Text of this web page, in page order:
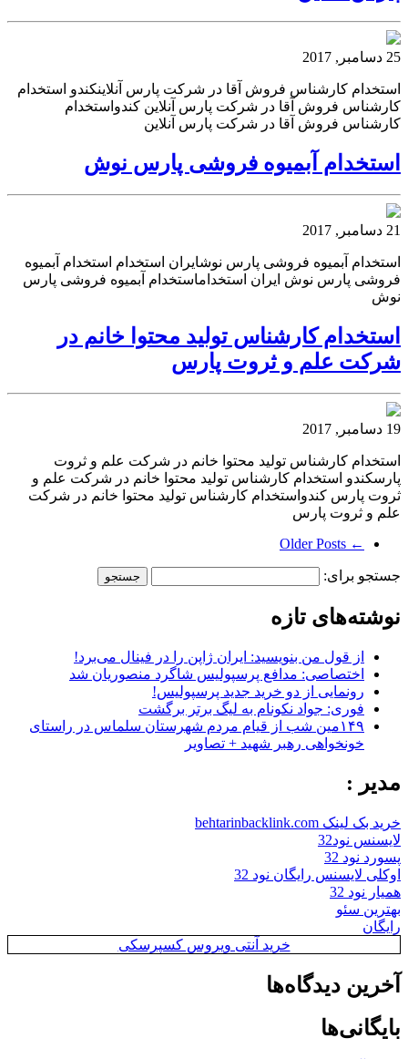
25 دسامبر, 2017
استخدام کارشناس فروش آقا در شرکت پارس آنلاینکندو استخدام
کارشناس فروش آقا در شرکت پارس آنلاین کندواستخدام
کارشناس فروش آقا در شرکت پارس آنلاین
استخدام آبمیوه فروشی پارس نوش
21 دسامبر, 2017
استخدام آبمیوه فروشی پارس نوشایران استخدام استخدام آبمیوه
فروشی پارس نوش ایران استخداماستخدام آبمیوه فروشی پارس
نوش
استخدام کارشناس تولید محتوا خانم در
شرکت علم و ثروت پارس
19 دسامبر, 2017
استخدام کارشناس تولید محتوا خانم در شرکت علم و ثروت
پارسکندو استخدام کارشناس تولید محتوا خانم در شرکت علم و
ثروت پارس کندواستخدام کارشناس تولید محتوا خانم در شرکت
علم و ثروت پارس
← Older Posts
جستجو برای:
نوشته‌های تازه
از قول من بنویسید: ایران ژاپن را در فینال می‌برد!
اختصاصی: مدافع پرسپولیس شاگرد منصوریان شد
رونمایی از دو خرید جدید پرسپولیس!
فوری: جواد نکونام به لیگ برتر برگشت
۱۴۹مین شب از قیام مردم شهرستان سلماس در راستای
خونخواهی رهبر شهید + تصاویر
مدیر :
خرید بک لینک behtarinbacklink.com
لایسنس نود32
پسورد نود 32
اوکلی لایسنس رایگان نود 32
همیار نود 32
بهترین سئو
رایگان
خرید آنتی ویروس کسپرسکی
آخرین دیدگاه‌ها
بایگانی‌ها